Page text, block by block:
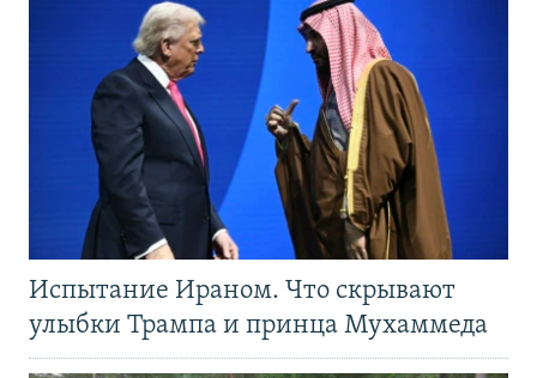
Испытание Ираном. Что скрывают
улыбки Трампа и принца Мухаммеда